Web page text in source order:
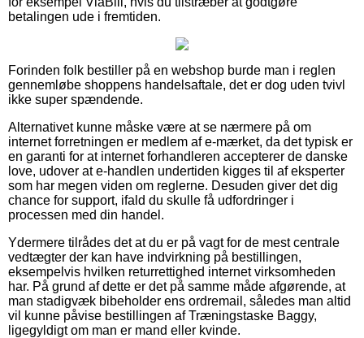
betalingen ude i fremtiden.
Forinden folk bestiller på en webshop burde man i reglen
gennemløbe shoppens handelsaftale, det er dog uden tvivl
ikke super spændende.
Alternativet kunne måske være at se nærmere på om
internet forretningen er medlem af e-mærket, da det typisk er
en garanti for at internet forhandleren accepterer de danske
love, udover at e-handlen undertiden kigges til af eksperter
som har megen viden om reglerne. Desuden giver det dig
chance for support, ifald du skulle få udfordringer i
processen med din handel.
Ydermere tilrådes det at du er på vagt for de mest centrale
vedtægter der kan have indvirkning på bestillingen,
eksempelvis hvilken returrettighed internet virksomheden
har. På grund af dette er det på samme måde afgørende, at
man stadigvæk bibeholder ens ordremail, således man altid
vil kunne påvise bestillingen af Træningstaske Baggy,
ligegyldigt om man er mand eller kvinde.